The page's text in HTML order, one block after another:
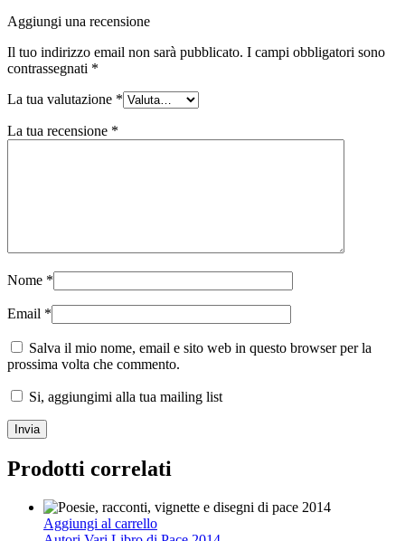
Aggiungi una recensione
Il tuo indirizzo email non sarà pubblicato. I campi obbligatori sono
contrassegnati *
La tua valutazione *
La tua recensione *
Nome *
Email *
Salva il mio nome, email e sito web in questo browser per la
prossima volta che commento.
Si, aggiungimi alla tua mailing list
Prodotti correlati
Aggiungi al carrello